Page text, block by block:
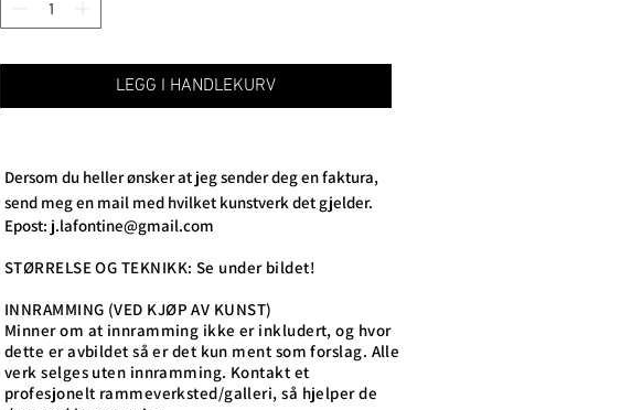
LEGG I HANDLEKURV
Dersom du heller ønsker at jeg sender deg en faktura,
send meg en mail med hvilket kunstverk det gjelder.
Epost: j.lafontine@gmail.com
STØRRELSE OG TEKNIKK: Se under bildet!
INNRAMMING (VED KJØP AV KUNST)
Minner om at innramming ikke er inkludert, og hvor
dette er avbildet så er det kun ment som forslag. Alle
verk selges uten innramming. Kontakt et
profesjonelt rammeverksted/galleri, så hjelper de